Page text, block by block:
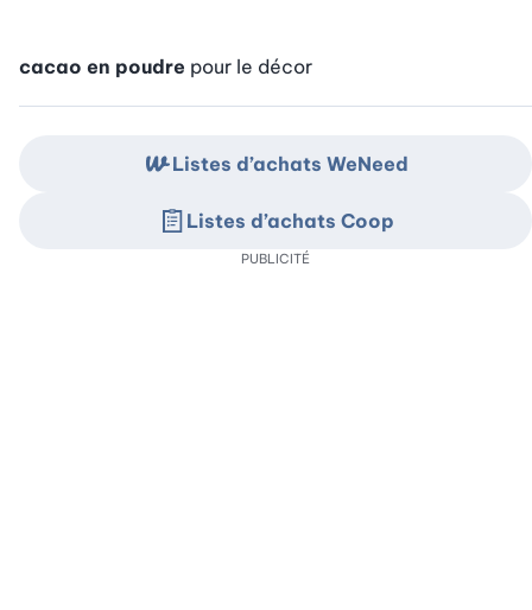
cacao en poudre pour le décor
Listes d’achats WeNeed
Listes d’achats Coop
PUBLICITÉ